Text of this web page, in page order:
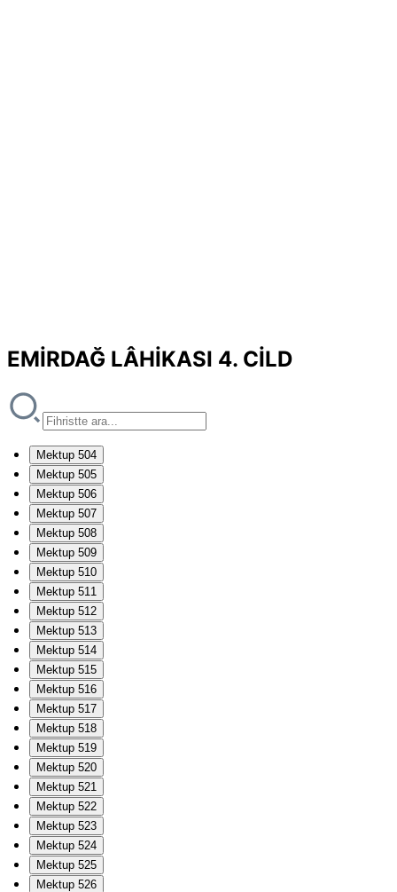
EMİRDAĞ LÂHİKASI 4. CİLD
Mektup 504
Mektup 505
Mektup 506
Mektup 507
Mektup 508
Mektup 509
Mektup 510
Mektup 511
Mektup 512
Mektup 513
Mektup 514
Mektup 515
Mektup 516
Mektup 517
Mektup 518
Mektup 519
Mektup 520
Mektup 521
Mektup 522
Mektup 523
Mektup 524
Mektup 525
Mektup 526